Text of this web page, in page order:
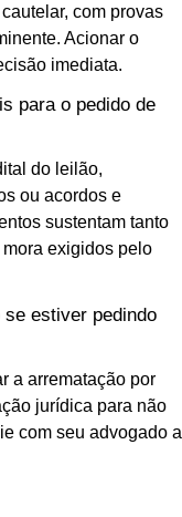
com provas
Acionar o
imediata.
para o pedido de
do leilão,
ou acordos e
sustentam tanto
exigidos pelo
estiver pedindo
a arrematação por
jurídica para não
com seu advogado a